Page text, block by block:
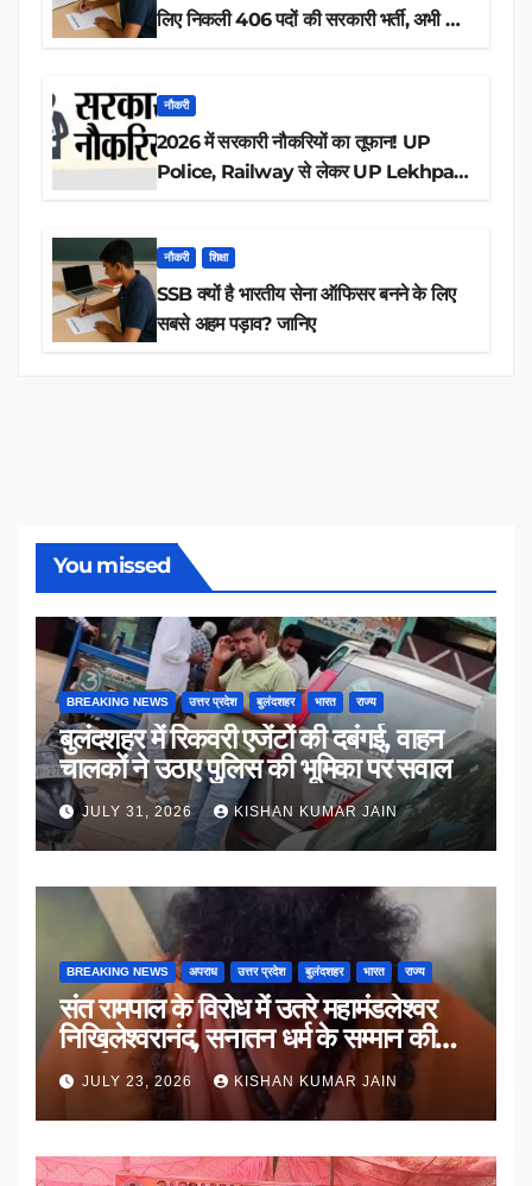
लिए निकली 406 पदों की सरकारी भर्ती, अभी करें
नौकरी
2026 में सरकारी नौकरियों का तूफान! UP
Police, Railway से लेकर UP Lekhpal
नौकरी शिक्षा
SSB क्यों है भारतीय सेना ऑफिसर बनने के लिए
सबसे अहम पड़ाव? जानिए
You missed
BREAKING NEWS उत्तर प्रदेश बुलंदशहर भारत राज्य
बुलंदशहर में रिकवरी एजेंटों की दबंगई, वाहन
चालकों ने उठाए पुलिस की भूमिका पर सवाल
JULY 31, 2026 KISHAN KUMAR JAIN
BREAKING NEWS अपराध उत्तर प्रदेश बुलंदशहर भारत राज्य
संत रामपाल के विरोध में उतरे महामंडलेश्वर
निखिलेश्वरानंद, सनातन धर्म के सम्मान की
उठाई मांग
JULY 23, 2026 KISHAN KUMAR JAIN